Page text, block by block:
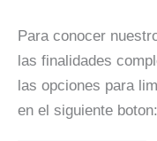
Para conocer
las finalidades
las opciones para
en el siguiente boton: